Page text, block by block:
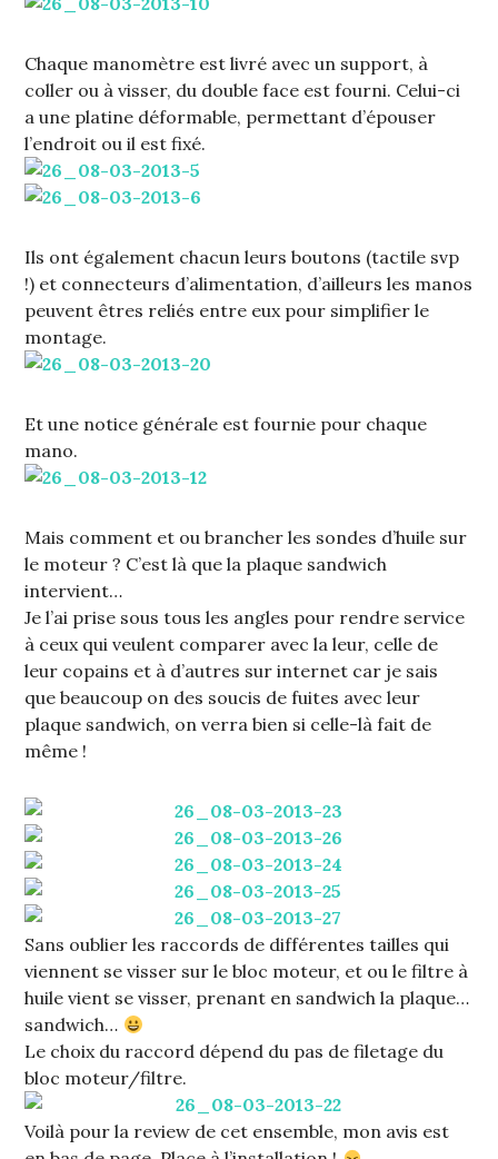
Chaque manomètre est livré avec un support, à
coller ou à visser, du double face est fourni. Celui-ci
a une platine déformable, permettant d’épouser
l’endroit ou il est fixé.
Ils ont également chacun leurs boutons (tactile svp
!) et connecteurs d’alimentation, d’ailleurs les manos
peuvent êtres reliés entre eux pour simplifier le
montage.
Et une notice générale est fournie pour chaque
mano.
Mais comment et ou brancher les sondes d’huile sur
le moteur ? C’est là que la plaque sandwich
intervient…
Je l’ai prise sous tous les angles pour rendre service
à ceux qui veulent comparer avec la leur, celle de
leur copains et à d’autres sur internet car je sais
que beaucoup on des soucis de fuites avec leur
plaque sandwich, on verra bien si celle-là fait de
même !
Sans oublier les raccords de différentes tailles qui
viennent se visser sur le bloc moteur, et ou le filtre à
huile vient se visser, prenant en sandwich la plaque…
sandwich…
Le choix du raccord dépend du pas de filetage du
bloc moteur/filtre.
Voilà pour la review de cet ensemble, mon avis est